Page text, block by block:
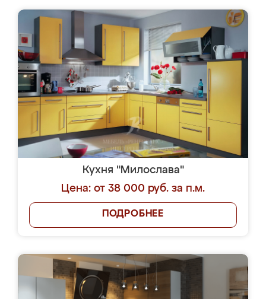
Кухня "Милослава"
Цена: от 38 000 руб. за п.м.
ПОДРОБНЕЕ